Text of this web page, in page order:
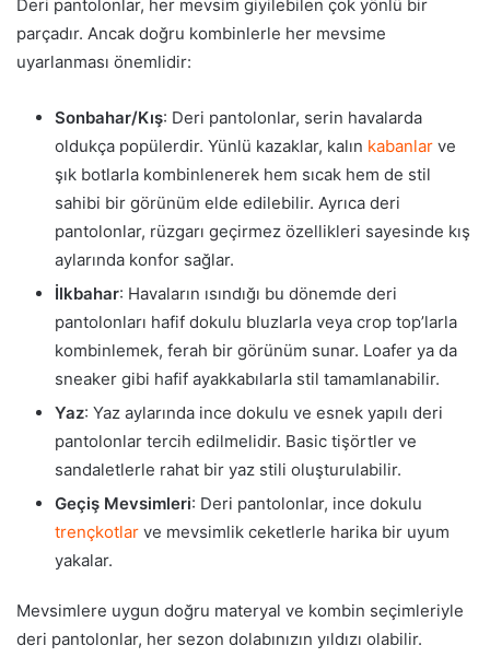
Deri pantolonlar, her mevsim giyilebilen çok yönlü bir
parçadır. Ancak doğru kombinlerle her mevsime
uyarlanması önemlidir:
Sonbahar/Kış: Deri pantolonlar, serin havalarda
oldukça popülerdir. Yünlü kazaklar, kalın kabanlar ve
şık botlarla kombinlenerek hem sıcak hem de stil
sahibi bir görünüm elde edilebilir. Ayrıca deri
pantolonlar, rüzgarı geçirmez özellikleri sayesinde kış
aylarında konfor sağlar.
İlkbahar: Havaların ısındığı bu dönemde deri
pantolonları hafif dokulu bluzlarla veya crop top’larla
kombinlemek, ferah bir görünüm sunar. Loafer ya da
sneaker gibi hafif ayakkabılarla stil tamamlanabilir.
Yaz: Yaz aylarında ince dokulu ve esnek yapılı deri
pantolonlar tercih edilmelidir. Basic tişörtler ve
sandaletlerle rahat bir yaz stili oluşturulabilir.
Geçiş Mevsimleri: Deri pantolonlar, ince dokulu
trençkotlar ve mevsimlik ceketlerle harika bir uyum
yakalar.
Mevsimlere uygun doğru materyal ve kombin seçimleriyle
deri pantolonlar, her sezon dolabınızın yıldızı olabilir.